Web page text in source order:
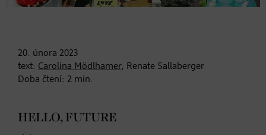
20. února 2023
text: Carolina Mödlhamer, Renate Sallaberger
Doba čtení: 2 min.
HELLO, FUTURE